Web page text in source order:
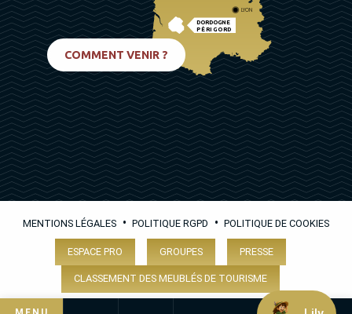
DORDOGNE
PÉRIGORD
LYON
COMMENT VENIR ?
MENTIONS LÉGALES • POLITIQUE RGPD • POLITIQUE DE COOKIES
ESPACE PRO GROUPES PRESSE
CLASSEMENT DES MEUBLÉS DE TOURISME